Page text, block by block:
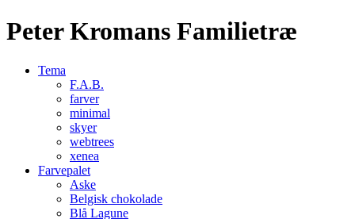
Peter Kromans Familietræ
Tema
F.A.B.
farver
minimal
skyer
webtrees
xenea
Farvepalet
Aske
Belgisk chokolade
Blå Lagune